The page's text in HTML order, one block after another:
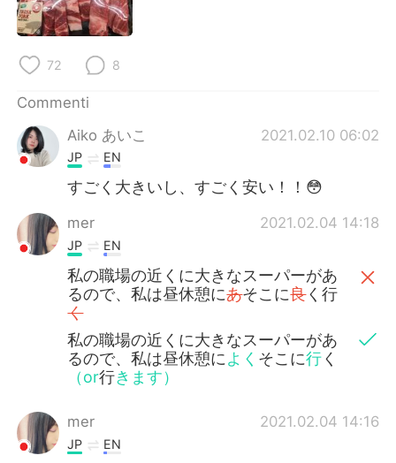
72 8
Commenti
Aiko あいこ
2021.02.10 06:02
JP EN
すごく大きいし、すごく安い！！😳
mer 2021.02.04 14:18
JP EN
私の職場の近くに大きなスーパーがあ
るので、私は昼休憩にあそこに良く行
く
私の職場の近くに大きなスーパーがあ
るので、私は昼休憩によく そこに行く
（or行きます）
mer 2021.02.04 14:16
JP EN